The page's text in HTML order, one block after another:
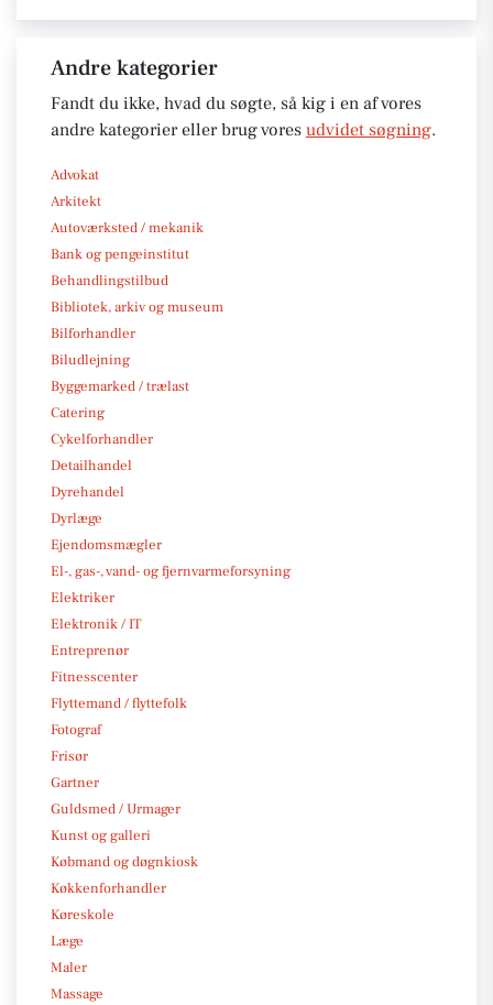
Andre kategorier
Fandt du ikke, hvad du søgte, så kig i en af vores
andre kategorier eller brug vores udvidet søgning.
Advokat
Arkitekt
Autoværksted / mekanik
Bank og pengeinstitut
Behandlingstilbud
Bibliotek, arkiv og museum
Bilforhandler
Biludlejning
Byggemarked / trælast
Catering
Cykelforhandler
Detailhandel
Dyrehandel
Dyrlæge
Ejendomsmægler
El-, gas-, vand- og fjernvarmeforsyning
Elektriker
Elektronik / IT
Entreprenør
Fitnesscenter
Flyttemand / flyttefolk
Fotograf
Frisør
Gartner
Guldsmed / Urmager
Kunst og galleri
Købmand og døgnkiosk
Køkkenforhandler
Køreskole
Læge
Maler
Massage